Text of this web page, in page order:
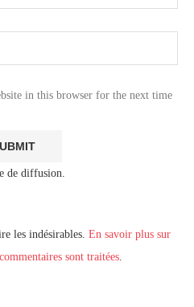
in this browser for the next time
de diffusion.
les indésirables. En savoir plus sur
sont traitées.